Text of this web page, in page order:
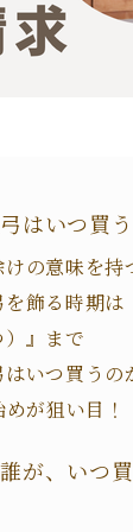
はいつ買
の意味を持
飾る時期
）』まで
いつ買うの
が狙い目！
が、いつ